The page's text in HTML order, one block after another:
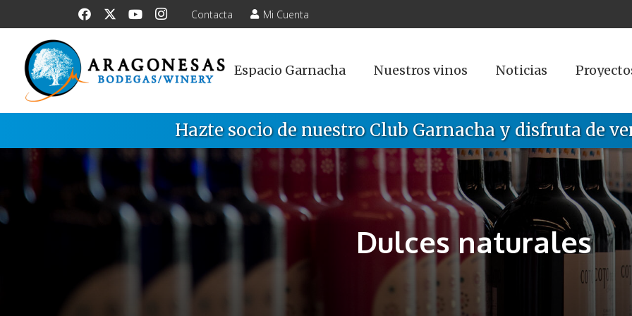
Contacta Mi Cuenta
Espacio Garnacha Nuestros vinos Noticias
Hazte socio de nuestro Club Garnacha y disfruta de
Dulces naturales